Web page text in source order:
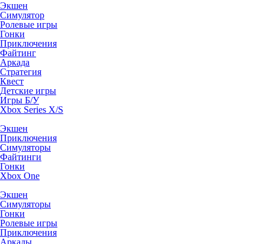
Экшен
Симулятор
Ролевые игры
Гонки
Приключения
Файтинг
Аркада
Стратегия
Квест
Детские игры
Игры Б/У
Xbox Series X/S
Экшен
Приключения
Симуляторы
Файтинги
Гонки
Xbox One
Экшен
Симуляторы
Гонки
Ролевые игры
Приключения
Аркады